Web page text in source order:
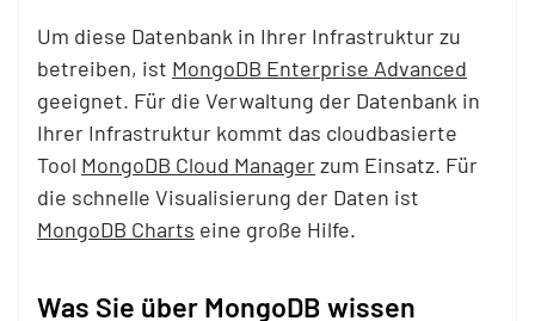
Um diese Datenbank in Ihrer Infrastruktur zu
betreiben, ist MongoDB Enterprise Advanced
geeignet. Für die Verwaltung der Datenbank in
Ihrer Infrastruktur kommt das cloudbasierte
Tool MongoDB Cloud Managerzum Einsatz. Für
die schnelle Visualisierung der Daten ist
MongoDB Charts eine große Hilfe.
Was Sie über MongoDB wissen